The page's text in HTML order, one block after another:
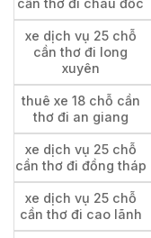
cần thơ đi châu đốc
xe dịch vụ 25 chỗ
cần thơ đi long
xuyên
thuê xe 18 chỗ cần
thơ đi an giang
xe dịch vụ 25 chỗ
cần thơ đi đồng tháp
xe dịch vụ 25 chỗ
cần thơ đi cao lãnh